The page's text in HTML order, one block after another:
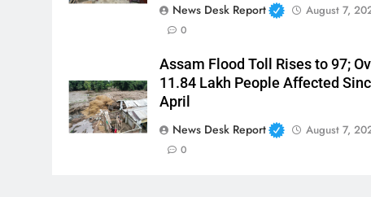
News Desk Report
August 7,
0
Assam Flood Toll Rises to 97;
11.84 Lakh People Affected
April
News Desk Report
August 7,
0